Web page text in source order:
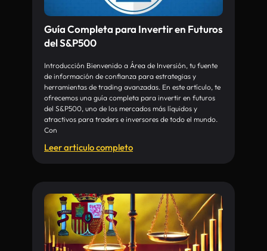
Guía Completa para Invertir en Futuros
del S&P500
Introducción Bienvenido a Área de Inversión, tu fuente
de información de confianza para estrategias y
herramientas de trading avanzadas. En este artículo, te
ofrecemos una guía completa para invertir en futuros
del S&P500, uno de los mercados más líquidos y
atractivos para traders e inversores de todo el mundo.
Con
Leer articulo completo